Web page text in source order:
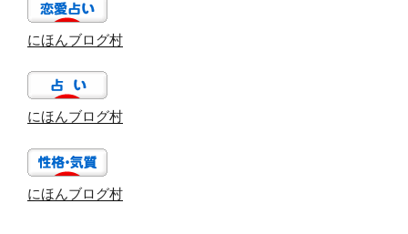
にほんブログ村
にほんブログ村
にほんブログ村